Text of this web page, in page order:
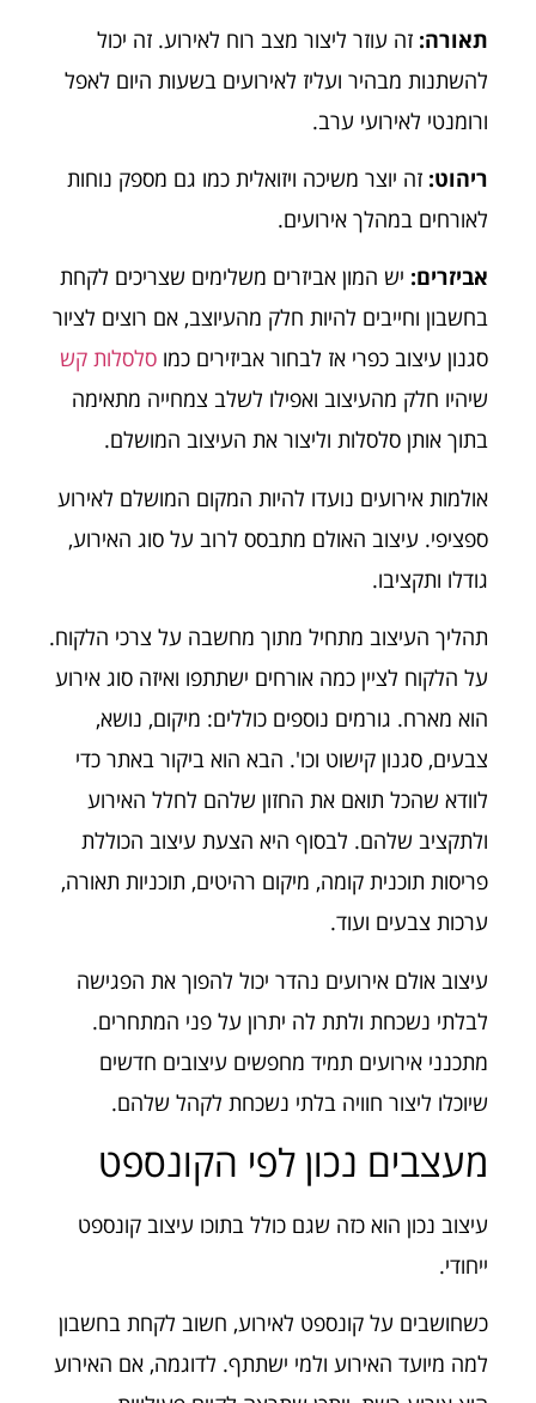
תאורה: זה עוזר ליצור מצב רוח לאירוע. זה יכול
להשתנות מבהיר ועליז לאירועים בשעות היום לאפל
ורומנטי לאירועי ערב.
ריהוט: זה יוצר משיכה ויזואלית כמו גם מספק נוחות
לאורחים במהלך אירועים.
אביזרים: יש המון אביזרים משלימים שצריכים לקחת
בחשבון וחייבים להיות חלק מהעיוצב, אם רוצים לציור
סגנון עיצוב כפרי אז לבחור אביזירים כמו סלסלות קש
שיהיו חלק מהעיצוב ואפילו לשלב צמחייה מתאימה
בתוך אותן סלסלות וליצור את העיצוב המושלם.
אולמות אירועים נועדו להיות המקום המושלם לאירוע
ספציפי. עיצוב האולם מתבסס לרוב על סוג האירוע,
גודלו ותקציבו.
תהליך העיצוב מתחיל מתוך מחשבה על צרכי הלקוח.
על הלקוח לציין כמה אורחים ישתתפו ואיזה סוג אירוע
הוא מארח. גורמים נוספים כוללים: מיקום, נושא,
צבעים, סגנון קישוט וכו'. הבא הוא ביקור באתר כדי
לוודא שהכל תואם את החזון שלהם לחלל האירוע
ולתקציב שלהם. לבסוף היא הצעת עיצוב הכוללת
פריסות תוכנית קומה, מיקום רהיטים, תוכניות תאורה,
ערכות צבעים ועוד.
עיצוב אולם אירועים נהדר יכול להפוך את הפגישה
לבלתי נשכחת ולתת לה יתרון על פני המתחרים.
מתכנני אירועים תמיד מחפשים עיצובים חדשים
שיוכלו ליצור חוויה בלתי נשכחת לקהל שלהם.
מעצבים נכון לפי הקונספט
עיצוב נכון הוא כזה שגם כולל בתוכו עיצוב קונספט
ייחודי.
כשחושבים על קונספט לאירוע, חשוב לקחת בחשבון
למה מיועד האירוע ולמי ישתתף. לדוגמה, אם האירוע